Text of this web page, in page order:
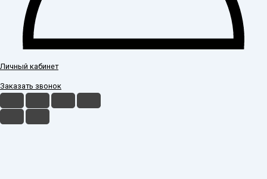
Личный кабинет
Заказать звонок